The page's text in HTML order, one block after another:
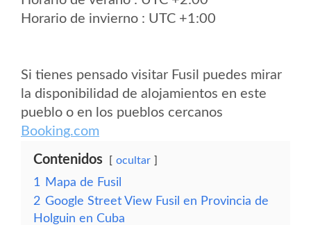
Horario de invierno : UTC +1:00
Si tienes pensado visitar Fusil puedes mirar
la disponibilidad de alojamientos en este
pueblo o en los pueblos cercanos
Booking.com
Contenidos ocultar
1
Mapa de Fusil
2 Google Street View Fusil en Provincia de
Holguin en Cuba